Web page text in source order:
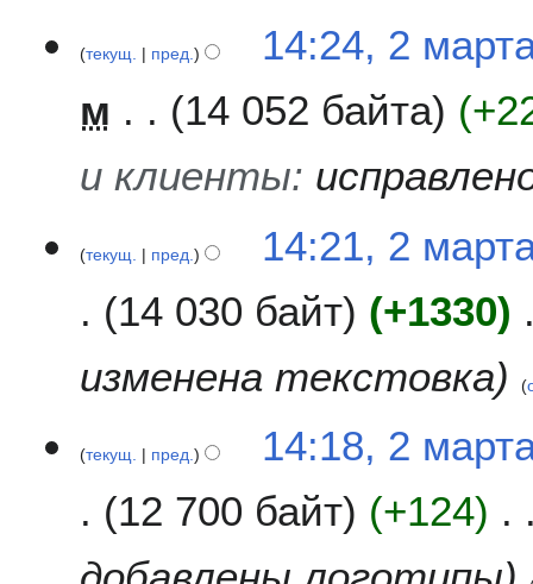
текущ. пред.
14:24, 2
м
14 052 байта
и клиенты:
текущ. пред.
14:21, 2
14 030 байт
+1330
изменена текстовка
текущ. пред.
14:18, 2
12 700 байт
+124